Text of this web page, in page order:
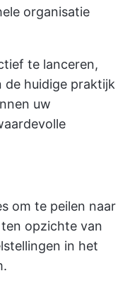
organisatie
te lanceren,
huidige praktijk
uw
om te peilen naar
opzichte van
in het